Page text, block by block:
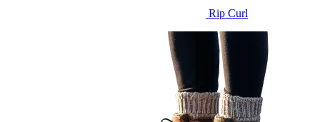
Rip Curl